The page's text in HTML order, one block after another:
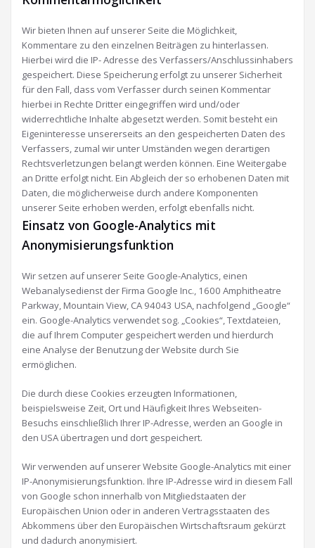
Wir bieten Ihnen auf unserer Seite die Möglichkeit,
Kommentare zu den einzelnen Beiträgen zu hinterlassen.
Hierbei wird die IP- Adresse des Verfassers/Anschlussinhabers
gespeichert. Diese Speicherung erfolgt zu unserer Sicherheit
für den Fall, dass vom Verfasser durch seinen Kommentar
hierbei in Rechte Dritter eingegriffen wird und/oder
widerrechtliche Inhalte abgesetzt werden. Somit besteht ein
Eigeninteresse unsererseits an den gespeicherten Daten des
Verfassers, zumal wir unter Umständen wegen derartigen
Rechtsverletzungen belangt werden können. Eine Weitergabe
an Dritte erfolgt nicht. Ein Abgleich der so erhobenen Daten mit
Daten, die möglicherweise durch andere Komponenten
unserer Seite erhoben werden, erfolgt ebenfalls nicht.
Einsatz von Google-Analytics mit
Anonymisierungsfunktion
Wir setzen auf unserer Seite Google-Analytics, einen
Webanalysedienst der Firma Google Inc., 1600 Amphitheatre
Parkway, Mountain View, CA 94043 USA, nachfolgend „Google“
ein. Google-Analytics verwendet sog. „Cookies“, Textdateien,
die auf Ihrem Computer gespeichert werden und hierdurch
eine Analyse der Benutzung der Website durch Sie
ermöglichen.
Die durch diese Cookies erzeugten Informationen,
beispielsweise Zeit, Ort und Häufigkeit Ihres Webseiten-
Besuchs einschließlich Ihrer IP-Adresse, werden an Google in
den USA übertragen und dort gespeichert.
Wir verwenden auf unserer Website Google-Analytics mit einer
IP-Anonymisierungsfunktion. Ihre IP-Adresse wird in diesem Fall
von Google schon innerhalb von Mitgliedstaaten der
Europäischen Union oder in anderen Vertragsstaaten des
Abkommens über den Europäischen Wirtschaftsraum gekürzt
und dadurch anonymisiert.